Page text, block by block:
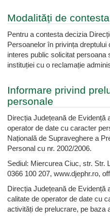
Modalități de
Pentru a contesta decizia
Persoanelor în privința
interes public solicitat persoana
instituției cu o reclamație
Informare privind
personale
Direcția Județeană de Evidență
operator de date cu caracter
Națională de Supraveghere a
Personal cu nr. 2002/2006.
Sediul: Miercurea Ciuc, str. Str.
0366 100 207, www.djephr.ro,
Direcția Județeană de Evidență
calitate de operator de date cu
activități de prelucrare, pe baza